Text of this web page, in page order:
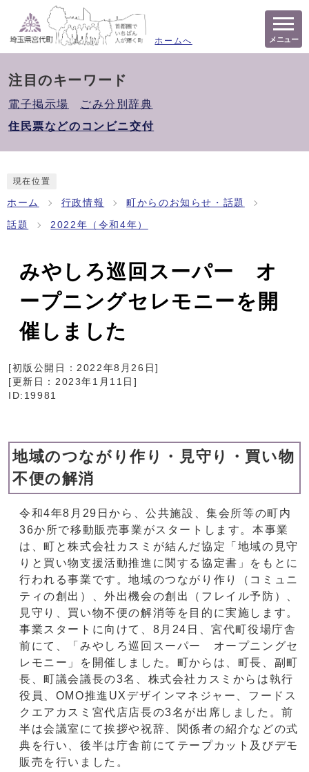
ホームへ メニュー
注目のキーワード
電子掲示場
ごみ分別辞典
住民票などのコンビニ交付
現在位置
ホーム 行政情報 町からのお知らせ・話題
話題 2022年（令和4年）
みやしろ巡回スーパー オ
ープニングセレモニーを開
催しました
[初版公開日：2022年8月26日]
[更新日： 2023年1月11日 ]
ID:19981
地域のつながり作り・見守り・買い物
不便の解消
令和4年8月29日から、公共施設、集会所等の町内
36か所で移動販売事業がスタートします。本事業
は、町と株式会社カスミが結んだ協定「地域の見守
りと買い物支援活動推進に関する協定書」をもとに
行われる事業です。地域のつながり作り（コミュニ
ティの創出）、外出機会の創出（フレイル予防）、
見守り、買い物不便の解消等を目的に実施します。
事業スタートに向けて、8月24日、宮代町役場庁舎
前にて、「みやしろ巡回スーパー オープニングセ
レモニー」を開催しました。町からは、町長、副町
長、町議会議長の3名、株式会社カスミからは執行
役員、OMO推進UXデザインマネジャー、フードス
クエアカスミ宮代店店長の3名が出席しました。前
半は会議室にて挨拶や祝辞、関係者の紹介などの式
典を行い、後半は庁舎前にてテープカット及びデモ
販売を行いました。